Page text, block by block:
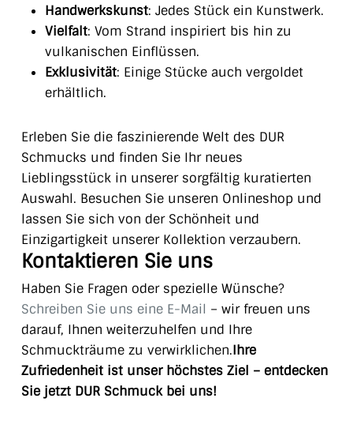
Handwerkskunst: Jedes Stück ein Kunstwerk.
Vielfalt: Vom Strand inspiriert bis hin zu
vulkanischen Einflüssen.
Exklusivität: Einige Stücke auch vergoldet
erhältlich.
Erleben Sie die faszinierende Welt des DUR
Schmucks und finden Sie Ihr neues
Lieblingsstück in unserer sorgfältig kuratierten
Auswahl. Besuchen Sie unseren Onlineshop und
lassen Sie sich von der Schönheit und
Einzigartigkeit unserer Kollektion verzaubern.
Kontaktieren Sie uns
Haben Sie Fragen oder spezielle Wünsche?
Schreiben Sie uns eine E-Mail – wir freuen uns
darauf, Ihnen weiterzuhelfen und Ihre
Schmuckträume zu verwirklichen.Ihre
Zufriedenheit ist unser höchstes Ziel – entdecken
Sie jetzt DUR Schmuck bei uns!